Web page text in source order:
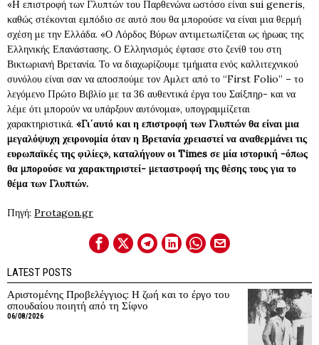
«H επιστροφή των Γλυπτών του Παρθενώνα ωστόσο είναι sui generis,
καθώς στέκονται εμπόδιο σε αυτό που θα μπορούσε να είναι μια θερμή
σχέση με την Ελλάδα. «Ο Λόρδος Βύρων αντιμετωπίζεται ως ήρωας της
Ελληνικής Επανάστασης. Ο Ελληνισμός έφτασε στο ζενίθ του στη
Βικτωριανή Βρετανία. Το να διαχωρίζουμε τμήματα ενός καλλιτεχνικού
συνόλου είναι σαν να αποσπούμε τον Αμλετ από το “First Folio” – το
λεγόμενο Πρώτο Βιβλίο με τα 36 αυθεντικά έργα του Σαίξπηρ- και να
λέμε ότι μπορούν να υπάρξουν αυτόνομα», υπογραμμίζεται
χαρακτηριστικά. «Γι΄αυτό και η επιστροφή των Γλυπτών θα είναι μια
μεγαλόψυχη χειρονομία όταν η Βρετανία χρειαστεί να αναθερμάνει τις
ευρωπαϊκές της φιλίες», καταλήγουν οι Times σε μία ιστορική -όπως
θα μπορούσε να χαρακτηριστεί- μεταστροφή της θέσης τους για το
θέμα των Γλυπτών.
Πηγή: Protagon.gr
LATEST POSTS
Αριστομένης Προβελέγγιος: Η ζωή και το έργο του
σπουδαίου ποιητή από τη Σίφνο
06/08/2026